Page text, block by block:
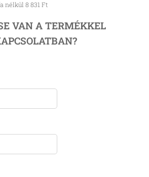
nélkül 8 831 Ft
VAN A TERMÉKKEL